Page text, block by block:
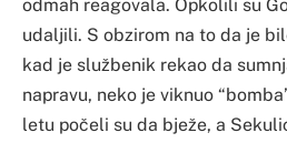
odmah reagovala. Opkolili su
udaljili. S obzirom na to da je
kad je službenik rekao da
napravu, neko je viknuo
letu počeli su da bježe, a